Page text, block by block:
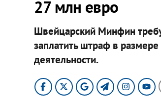
27 млн евро
Швейцарский Минфин
заплатить штраф в
деятельности.